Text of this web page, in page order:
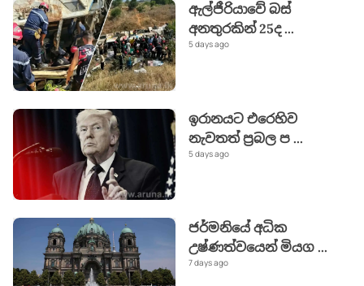
ඇල්ජීරියාවේ බස්
අනතුරකින් 25ද...
5 days ago
ඉරානයට එරෙහිව
නැවතත් ප්‍රබල ප ...
5 days ago
ජර්මනියේ අධික
උෂ්ණත්වයෙන් මියග ...
7 days ago